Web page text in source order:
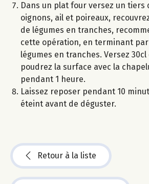
Dans un plat four versez un tiers
oignons, ail et poireaux,
de légumes en tranches,
cette opération, en terminant
légumes en tranches. Versez 30cl
poudrez la surface avec la
pendant 1 heure.
Laissez reposer pendant 10
éteint avant de déguster.
Retour à la liste